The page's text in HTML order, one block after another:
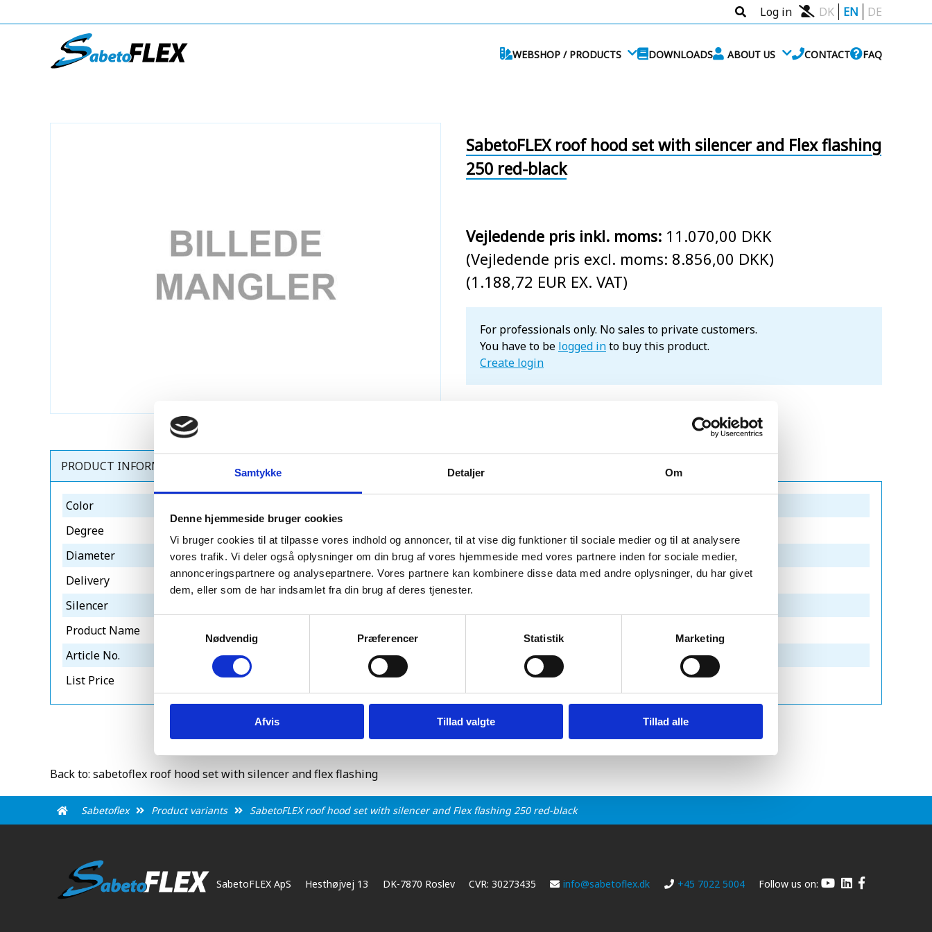
Samtykke Detaljer Om
Denne hjemmeside bruger cookies
Vi bruger cookies til at tilpasse vores indhold og annoncer, til at vise dig funktioner til sociale medier og til at analysere
vores trafik. Vi deler også oplysninger om din brug af vores hjemmeside med vores partnere inden for sociale medier,
annonceringspartnere og analysepartnere. Vores partnere kan kombinere disse data med andre oplysninger, du har givet
dem, eller som de har indsamlet fra din brug af deres tjenester.
Nødvendig
Præferencer Statistik Marketing
Afvis Tillad valgte Tillad alle
SabetoFLEX roof hood set with silencer and Flex flashing
250 red-black
Vejledende pris inkl. moms: 11.070,00 DKK
(Vejledende pris excl. moms: 8.856,00 DKK)
(1.188,72 EUR EX. VAT)
For professionals only. No sales to private customers.
You have to be logged into buy this product.
Create login
PRODUCT INFORMATION
Color
Degree
Diameter
ø250
Delivery
1-3 dage
Silencer
Product Name
Article No.
xst3125901032
List Price
8856
Back to: sabetoflex roof hood set with silencer and flex flashing
Log in DK EN DE
WEBSHOP / PRODUCTS DOWNLOADS ABOUT US CONTACT FAQ
Sabetoflex Product variants SabetoFLEX roof hood set with silencer and Flex flashing 250 red-black
SabetoFLEX ApS Hesthøjvej 13 DK-7870 Roslev CVR: 30273435 info@sabetoflex.dk +45 7022 5004 Follow us on: